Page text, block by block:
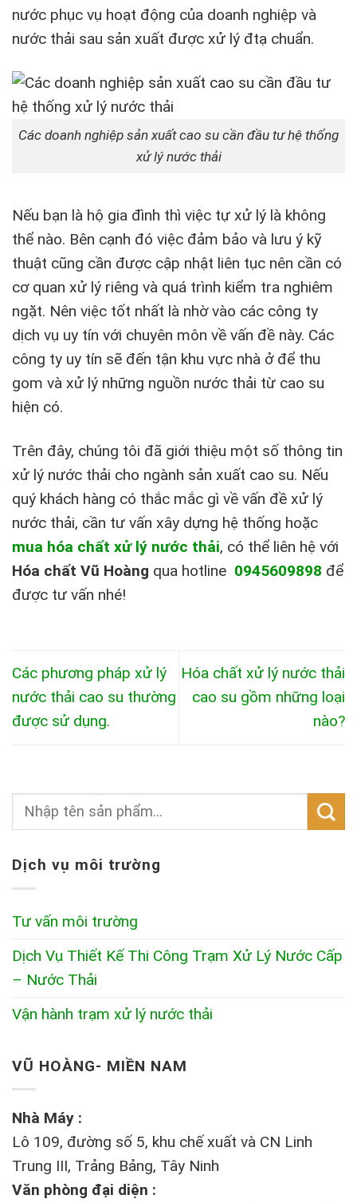
nước phục vụ hoạt động của doanh nghiệp và
nước thải sau sản xuất được xử lý đtạ chuẩn.
Các doanh nghiệp sản xuất cao su cần đầu tư hệ thống
xử lý nước thải
Nếu bạn là hộ gia đình thì việc tự xử lý là không
thể nào. Bên cạnh đó việc đảm bảo và lưu ý kỹ
thuật cũng cần được cập nhật liên tục nên cần có
cơ quan xử lý riêng và quá trình kiểm tra nghiêm
ngặt. Nên việc tốt nhất là nhờ vào các công ty
dịch vụ uy tín với chuyên môn về vấn đề này. Các
công ty uy tín sẽ đến tận khu vực nhà ở để thu
gom và xử lý những nguồn nước thải từ cao su
hiện có.
Trên đây, chúng tôi đã giới thiệu một số thông tin
xử lý nước thải cho ngành sản xuất cao su. Nếu
quý khách hàng có thắc mắc gì về vấn đề xử lý
nước thải, cần tư vấn xây dựng hệ thống hoặc
mua hóa chất xử lý nước thải, có thể liên hệ với
Hóa chất Vũ Hoàng qua hotline 0945609898 để
được tư vấn nhé!
Các phương pháp xử lý
nước thải cao su thường
được sử dụng.
Hóa chất xử lý nước thải
cao su gồm những loại
nào?
Dịch vụ môi trường
Tư vấn môi trường
Dịch Vụ Thiết Kế Thi Công Trạm Xử Lý Nước Cấp
– Nước Thải
Vận hành trạm xử lý nước thải
VŨ HOÀNG- MIỀN NAM
Nhà Máy :
Lô 109, đường số 5, khu chế xuất và CN Linh
Trung III, Trảng Bảng, Tây Ninh
Văn phòng đại diện :